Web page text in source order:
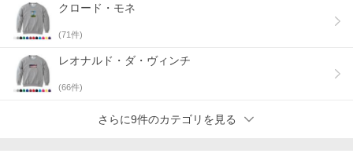
この時期、ムンクは労働者階級を主題とした「労働者シリーズ」
に取り組み、200点を超えるを作品を制作、この頃ドイツでのムン
クの高い評価が確立しました。
※この商品はご注文後にお客様の為に1点づつ制作する受注生産商
品です。ご注文後の返品・交換に対応できませんので、ご理解頂
【素材】コットン100%
クロード・モネ
(71件)
レオナルド・ダ・ヴィンチ
(66件)
さらに9件のカテゴリを見る